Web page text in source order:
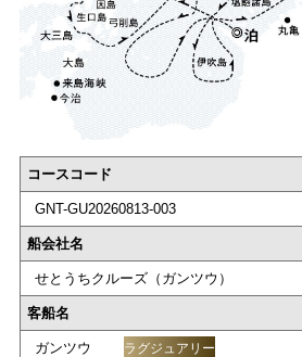
コースコード
GNT-GU20260813-003
船会社名
せとうちクルーズ（ガンツウ）
客船名
ガンツウ ラグジュアリー